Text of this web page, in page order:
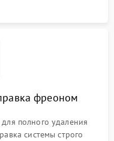
фреоном
полного удаления
системы строго